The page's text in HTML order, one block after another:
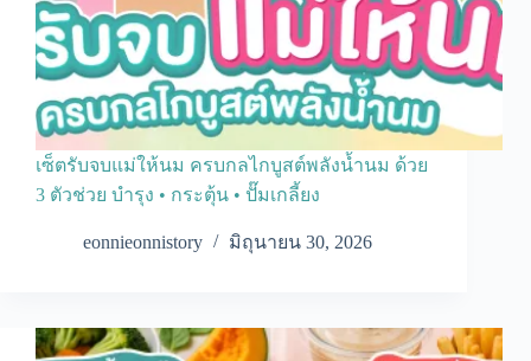
เซ็ตรับจบแม่ให้นม ครบกลไกบูสต์พลังน้ำนม ด้วย
3 ตัวช่วย บำรุง • กระตุ้น • ปั๊มเกลี้ยง
eonnieonnistory มิถุนายน 30, 2026